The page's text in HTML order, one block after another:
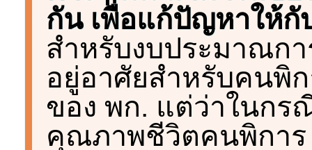
กัน เพื่อแก้ปัญหาให้
สำหรับงบประมาณก
อยู่อาศัยสำหรับคนพิ
ของ พก. แต่ว่าในกร
คุณภาพชีวิตคนพิการ